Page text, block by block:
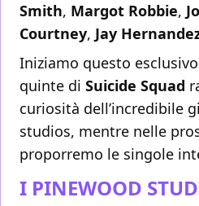
Smith, Margot Robbie,
Courtney, Jay
Iniziamo questo
quinte di Suicide Squad
curiosità dell’incredibile
studios, mentre nelle
proporremo le singole
I PINEWOOD